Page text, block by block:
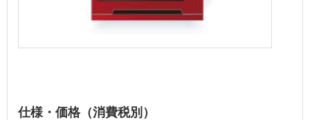
仕様・価格（消費税別）